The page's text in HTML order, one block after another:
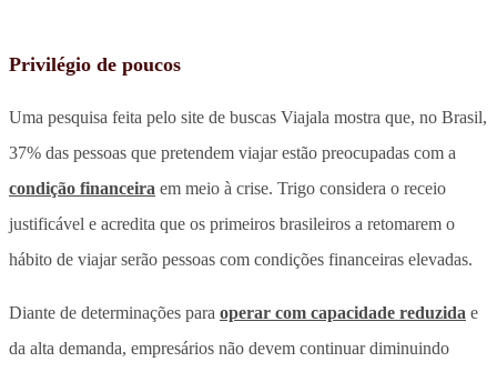
Privilégio de poucos
Uma pesquisa feita pelo site de buscas Viajala mostra que, no Brasil,
37% das pessoas que pretendem viajar estão preocupadas com a
condição financeira em meio à crise. Trigo considera o receio
justificável e acredita que os primeiros brasileiros a retomarem o
hábito de viajar serão pessoas com condições financeiras elevadas.
Diante de determinações para operar com capacidade reduzida e
da alta demanda, empresários não devem continuar diminuindo